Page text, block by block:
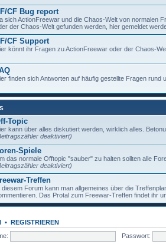
CF Bug report
sich ActionFreewar und die Chaos-Welt von normalen
der Chaos-Welt gefunden werden, hier gemeldet
CF Support
könnt ihr Fragen zu ActionFreewar oder der Chaos-
finden sich Antworten auf häufig gestellte Fragen rund
Topic
kann über alles diskutiert werden, wirklich alles.
deaktiviert)
Spiele
das normale Offtopic "sauber" zu halten sollten alle
deaktiviert)
Treffen
diesem Forum kann man allgemeines über die
Das Protal zum Freewar-Treffen findet ihr
• REGISTRIEREN
Passwort: